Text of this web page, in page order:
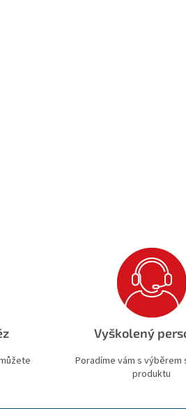
Vyškolený
Poradíme vám s výběrem
produktu